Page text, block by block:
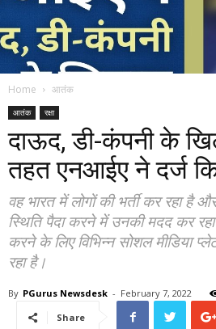
Home आतंक
आतंक रक्षा
दाऊद, डी-कंपनी के
तहत एनआईए ने दर्ज
वह भारत में लोगों की भर्ती कर रहा है
स्थिति पैदा करने में उनकी मदद कर
करने के लिए विभिन्न सोशल मीडिया
रहा है।
By PGurus Newsdesk - February 7, 2022
Share